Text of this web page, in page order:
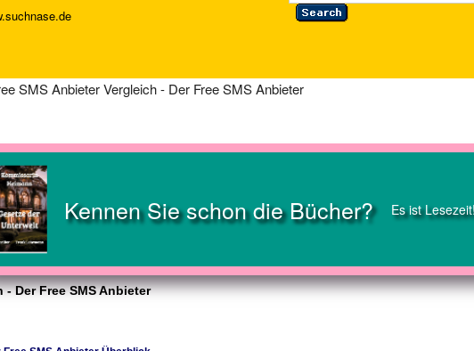
SMS Anbieter Vergleich - Der Free SMS Anbieter
Kennen Sie schon die Bücher? Es ist
- Der Free SMS Anbieter